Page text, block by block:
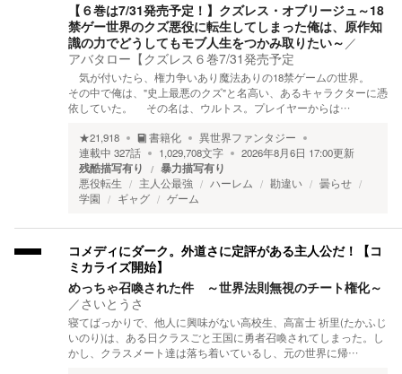
【６巻は7/31発売予定！】クズレス・オブリージュ～18
禁ゲー世界のクズ悪役に転生してしまった俺は、原作知
識の力でどうしてもモブ人生をつかみ取りたい～ ／
アバタロー【クズレス６巻7/31発売予定
気が付いたら、権力争いあり魔法ありの18禁ゲームの世界。
その中で俺は、"史上最悪のクズ"と名高い、あるキャラクターに憑
依していた。 その名は、ウルトス。プレイヤーからは…
★21,918 書籍化
異世界ファンタジー
連載中 327話 1,029,708文字 2026年8月6日 17:00更新
残酷描写有り 暴力描写有り
悪役転生 主人公最強 ハーレム 勘違い
曇らせ
学園
ギャグ ゲーム
コメディにダーク。外道さに定評がある主人公だ！【コ
ミカライズ開始】
めっちゃ召喚された件 ～世界法則無視のチート権化～
／ さいとうさ
寝てばっかりで、他人に興味がない高校生、高富士 祈里(たかふじ
いのり)は、ある日クラスごと王国に勇者召喚されてしまった。し
かし、クラスメート達は落ち着いているし、元の世界に帰…